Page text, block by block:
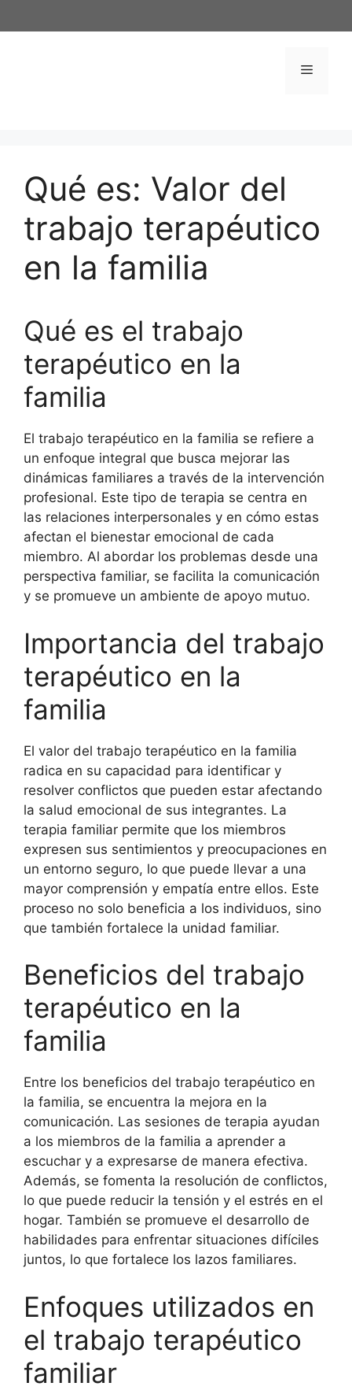
al
Menú
Qué es: Valor del
trabajo terapéutico
en la familia
Qué es el trabajo
terapéutico en la
familia
El trabajo terapéutico en la familia se refiere a
un enfoque integral que busca mejorar las
dinámicas familiares a través de la intervención
profesional. Este tipo de terapia se centra en
las relaciones interpersonales y en cómo estas
afectan el bienestar emocional de cada
miembro. Al abordar los problemas desde una
perspectiva familiar, se facilita la comunicación
y se promueve un ambiente de apoyo mutuo.
Importancia del trabajo
terapéutico en la
familia
El valor del trabajo terapéutico en la familia
radica en su capacidad para identificar y
resolver conflictos que pueden estar afectando
la salud emocional de sus integrantes. La
terapia familiar permite que los miembros
expresen sus sentimientos y preocupaciones en
un entorno seguro, lo que puede llevar a una
mayor comprensión y empatía entre ellos. Este
proceso no solo beneficia a los individuos, sino
que también fortalece la unidad familiar.
Beneficios del trabajo
terapéutico en la
familia
Entre los beneficios del trabajo terapéutico en
la familia, se encuentra la mejora en la
comunicación. Las sesiones de terapia ayudan
a los miembros de la familia a aprender a
escuchar y a expresarse de manera efectiva.
Además, se fomenta la resolución de conflictos,
lo que puede reducir la tensión y el estrés en el
hogar. También se promueve el desarrollo de
habilidades para enfrentar situaciones difíciles
juntos, lo que fortalece los lazos familiares.
Enfoques utilizados en
el trabajo terapéutico
familiar